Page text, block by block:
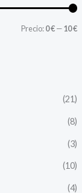
Precio:0 €—10 €
(21)
(8)
(3)
(10)
(4)